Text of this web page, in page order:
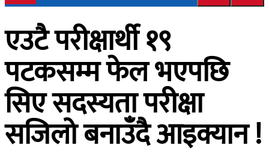
एउटै परीक्षार्थी १९
पटकसम्म फेल भएपछि
सिए सदस्यता परीक्षा
सजिलो बनाउँदै आइक्यान !